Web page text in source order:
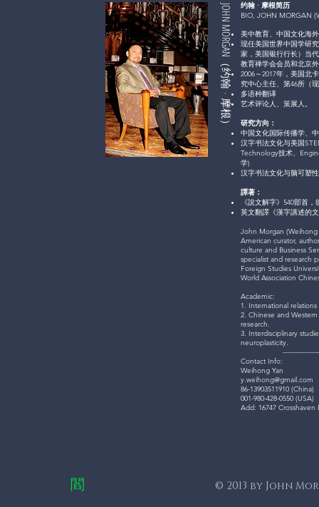
JOHN MORGAN（约翰
·
摩根）
约翰 · 摩根简历
BIO, JOHN MORGAN
美中教育、中国文化海
现任美国世界中国学研
家，美国银行行长）当
教育禅学会会员和北京
2006～2017年，美国北
究中心主任、第46所（
​多语种翻译
艺术评论人、策展人。
研究方向：
中国文化国际传播学、
汉字书法文化与美国
Technology技术、
学)
汉字书法文化与脑可塑
譯著：
《說文解字》540部首
英文翻譯《漢字講述的
John Morgan (Weihong
American curator,
culture and Business
specialist and research
Foreign Studies
World Association
Academic:
1. International
2. Chinese and
research.
​3. Interdisciplinary
neuroplasticity.
Contact Info:
Weihong Yan
y.weihong@gmail.com
86-13903511910 (China)
001-980-428-0550 (USA)
Add: 16747 Crosshaven
閻 © 2013 by John